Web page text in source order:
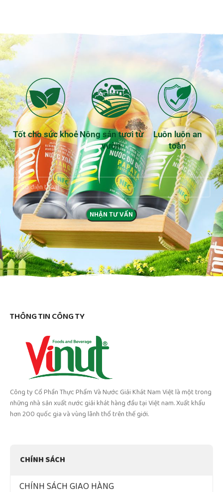
Tốt cho sức khoẻ Nông sản tươi từ
vườn
Luôn luôn an
toàn
THÔNG TIN CÔNG TY
Công ty Cổ Phần Thực Phẩm Và Nước Giải Khát Nam Việt là một trong
những nhà sản xuất nước giải khát hàng đầu tại Việt nam. Xuất khẩu
hơn 200 quốc gia và vùng lãnh thổ trên thế giới.
CHÍNH SÁCH
CHÍNH SÁCH GIAO HÀNG